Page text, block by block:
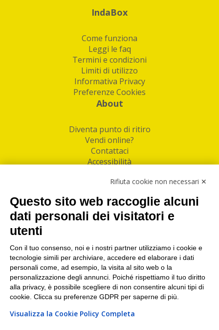
IndaBox
Come funziona
Leggi le faq
Termini e condizioni
Limiti di utilizzo
Informativa Privacy
Preferenze Cookies
About
Diventa punto di ritiro
Vendi online?
Contattaci
Accessibilità
Facebook
Linkedin
I nostri punti di ritiro e spedizione pacchi nelle
maggiori città italiane
Torino|Milano|Roma|Bologna|Firenze| Genova
Napoli|Varese
Rifiuta cookie non necessari ✕
Questo sito web raccoglie alcuni
dati personali dei visitatori e
utenti
Con il tuo consenso, noi e i nostri partner utilizziamo i cookie e
tecnologie simili per archiviare, accedere ed elaborare i dati
personali come, ad esempio, la visita al sito web o la
personalizzazione degli annunci. Poiché rispettiamo il tuo diritto
alla privacy, è possibile scegliere di non consentire alcuni tipi di
cookie. Clicca su preferenze GDPR per saperne di più.
Visualizza la Cookie Policy Completa